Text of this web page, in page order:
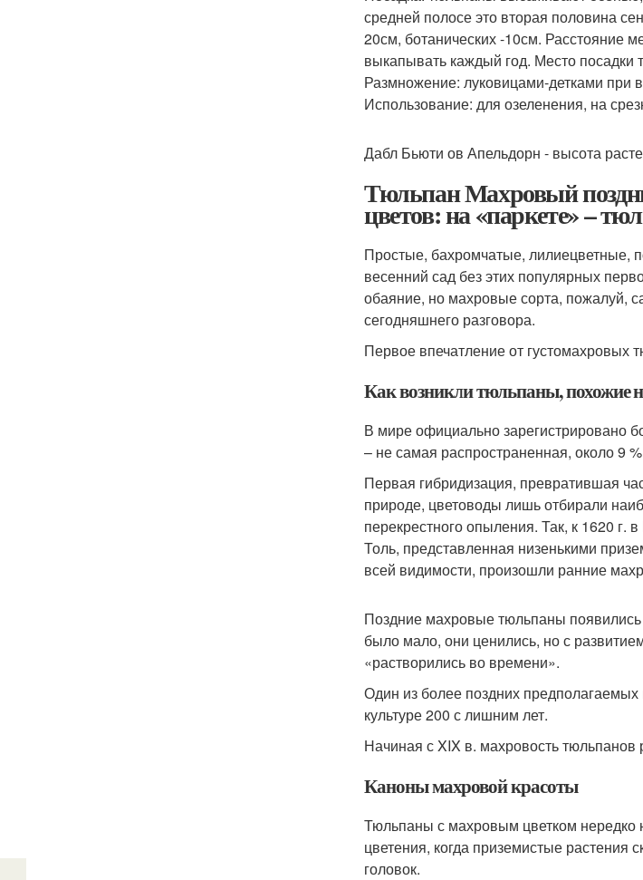
средней полосе это вторая половина
20см, ботанических -10см. Расстояние
выкапывать каждый год. Место посадки
Размножение: луковицами-детками при
Использование: для озеленения, на
Дабл Бьюти ов Апельдорн - высота
Тюльпан Махровый
цветов: на «паркете» –
Простые, бахромчатые, лилиецветные,
весенний сад без этих популярных
обаяние, но махровые сорта, пожалуй,
сегодняшнего разговора.
Первое впечатление от густомахровых
Как возникли тюльпаны, похожие
В мире официально зарегистрировано
– не самая распространенная, около 9
Первая гибридизация, превратившая
природе, цветоводы лишь отбирали
перекрестного опыления. Так, к 1620
Толь, представленная низенькими
всей видимости, произошли ранние
Поздние махровые тюльпаны появились
было мало, они ценились, но с
«растворились во времени».
Один из более поздних
культуре 200 с лишним лет.
Начиная с XIX в. махровость тюльпанов
Каноны махровой красоты
Тюльпаны с махровым цветком нередко
цветения, когда приземистые
головок.